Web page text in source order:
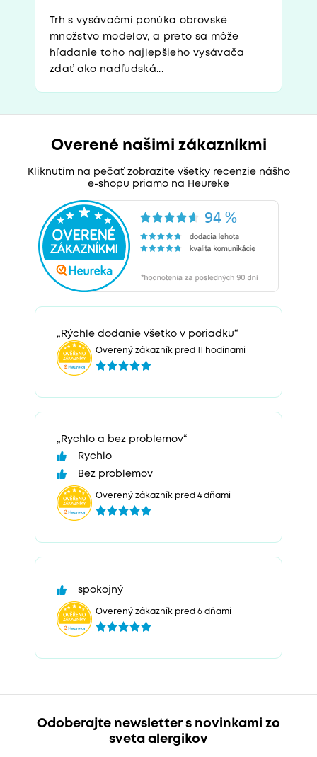
Trh s vysávačmi ponúka obrovské
množstvo modelov, a preto sa môže
hľadanie toho najlepšieho vysávača
zdať ako nadľudská...
Overené našimi zákazníkmi
Kliknutím na pečať zobrazíte všetky recenzie nášho
e-shopu priamo na Heureke
„Rýchle dodanie všetko v poriadku“
Overený zákazník pred 11 hodinami
„Rychlo a bez problemov“
Rychlo
Bez problemov
Overený zákazník pred 4 dňami
spokojný
Overený zákazník pred 6 dňami
Odoberajte newsletter s novinkami zo
sveta alergikov